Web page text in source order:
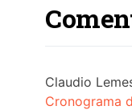
Claudio
Cronograma